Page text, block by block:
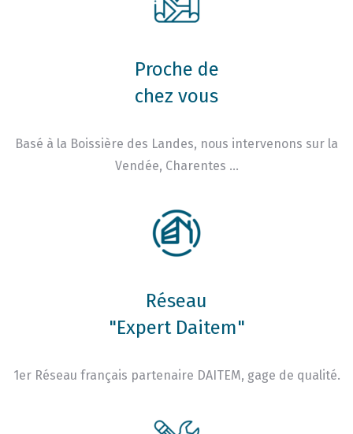
Proche de
chez vous
Basé à la Boissière des Landes, nous intervenons sur la
Vendée, Charentes …
Réseau
"Expert Daitem"
1er Réseau français partenaire DAITEM, gage de qualité.